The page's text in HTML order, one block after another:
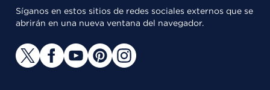
Síganos en estos sitios de redes sociales externos que se
abrirán en una nueva ventana del navegador.